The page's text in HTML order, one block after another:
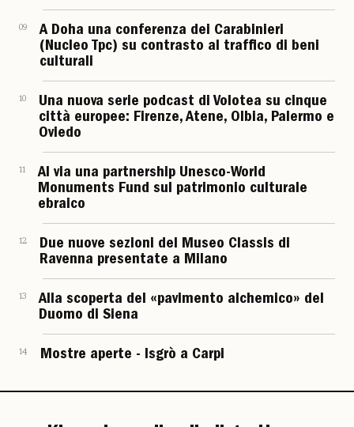
09
A Doha una conferenza dei Carabinieri
(Nucleo Tpc) su contrasto al traffico di beni
culturali
10
Una nuova serie podcast di Volotea su cinque
città europee: Firenze, Atene, Olbia, Palermo e
Oviedo
11
Al via una partnership Unesco-World
Monuments Fund sul patrimonio culturale
ebraico
12
Due nuove sezioni del Museo Classis di
Ravenna presentate a Milano
13
Alla scoperta del «pavimento alchemico» del
Duomo di Siena
14 Mostre aperte - Isgrò a Carpi